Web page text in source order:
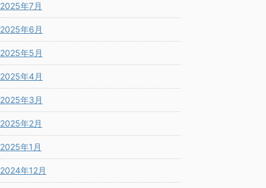
2025年7月
2025年6月
2025年5月
2025年4月
2025年3月
2025年2月
2025年1月
2024年12月